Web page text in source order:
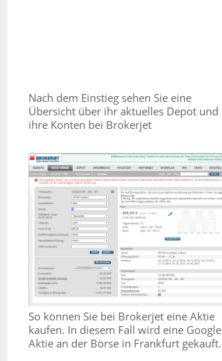
Nach dem Einstieg sehen Sie eine
Übersicht über ihr aktuelles Depot und
ihre Konten bei Brokerjet
So können Sie bei Brokerjet eine Aktie
kaufen. In diesem Fall wird eine Google
Aktie an der Börse in Frankfurt gekauft.